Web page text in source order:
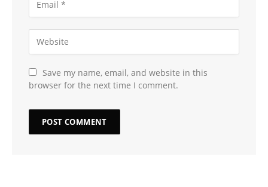
Save my name, email, and website in this
browser for the next time I comment.